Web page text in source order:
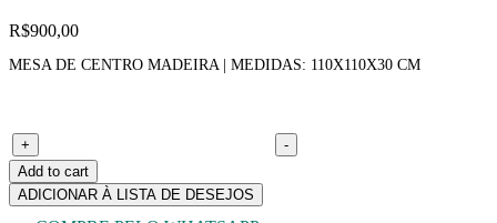
R$900,00
MESA DE CENTRO MADEIRA | MEDIDAS: 110X110X30 CM
+
-
Add to cart
ADICIONAR À LISTA DE DESEJOS